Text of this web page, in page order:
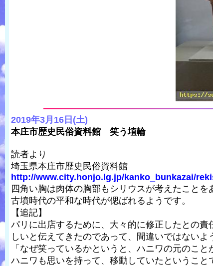
2019年3月16日(土)
本庄市歴史民俗資料館 笑う埴輪
読者より
埼玉県本庄市歴史民俗資料館
http://www.city.honjo.lg.jp/kanko_bunkazai/
四角い胸は肉体の胸部もシリウスが考えたこと
古墳時代の平和な時代が偲ばれるようです。
【追記】
パリに出店するために、大々的に修正したとの
しいと伝えてきたのであって、間違いではないよ
「なぜ笑っているかというと、ハニワの元のこと
ハニワも思いを持って、移動していたということ